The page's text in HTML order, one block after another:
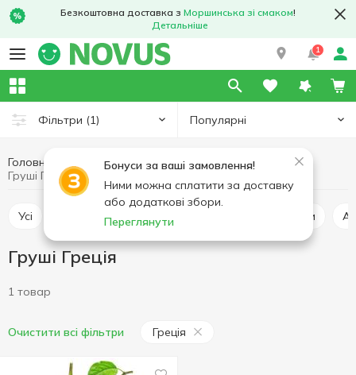
Безкоштовна доставка з Моршинська зі смаком!
Детальніше
1
Фільтри (1) Популярні
Бонуси за ваші замовлення!
Ними можна сплатити за доставку
або додаткові збори.
Переглянути
Головна Фрукти та овочі Фрукти
Груші
Груші Греція
Усі Персики та нектарини
Груші Греція
1 товар
Очистити всі фільтри Греція